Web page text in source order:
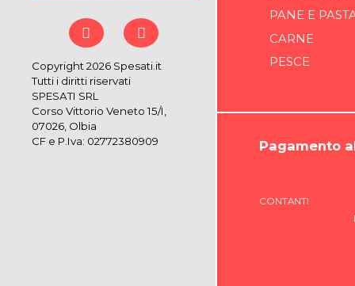
Copyright 2026 Spesati.it
Tutti i diritti riservati
SPESATI SRL
Corso Vittorio Veneto 15/I,
07026, Olbia
CF e P.Iva: 02772380909
PANE E
CARNE
PESCE
Pagamento
CONTANTI